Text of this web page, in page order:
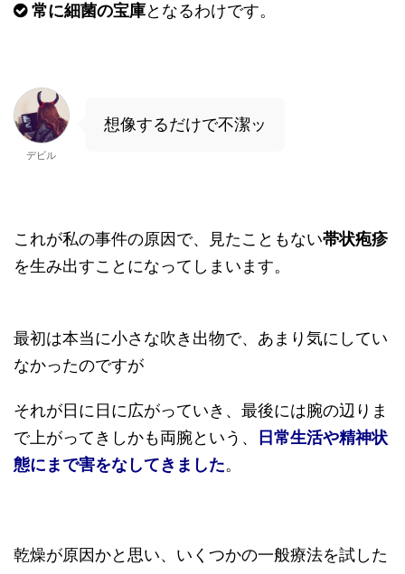
常に細菌の宝庫となるわけです。
デビル
想像するだけで不潔ッ
これが私の事件の原因で、見たこともない帯状疱疹
を生み出すことになってしまいます。
最初は本当に小さな吹き出物で、あまり気にしてい
なかったのですが
それが日に日に広がっていき、最後には腕の辺りま
で上がってきしかも両腕という、
日常生活や精神状
態にまで害をなしてきました。
乾燥が原因かと思い、いくつかの一般療法を試した